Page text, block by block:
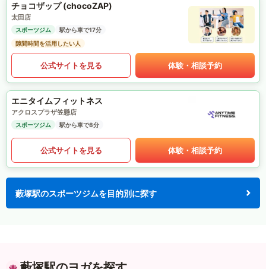
チョコザップ (chocoZAP)
太田店
スポーツジム
駅から車で17分
隙間時間を活用したい人
公式サイトを見る 体験・相談予約
エニタイムフィットネス
アクロスプラザ笠懸店
スポーツジム 駅から車で8分
公式サイトを見る 体験・相談予約
藪塚駅のスポーツジムを目的別に探す